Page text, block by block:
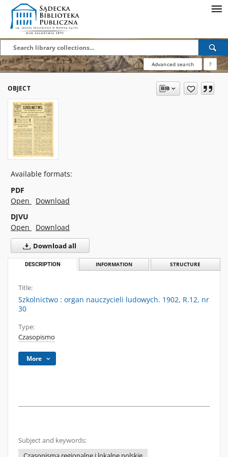
Advanced search ?
OBJECT
Available formats:
PDF
Open
Download
DJVU
Open
Download
Download all
DESCRIPTION INFORMATION STRUCTURE
Title:
Szkolnictwo : organ nauczycieli ludowych. 1902, R.12, nr
30
Type:
Czasopismo
More
Subject and keywords: